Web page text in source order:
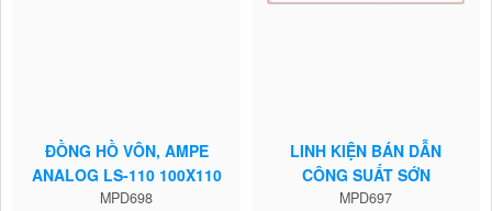
ĐỒNG HỒ VÔN, AMPE
ANALOG LS-110 100X110
MPD698
LINH KIỆN BÁN DẪN
CÔNG SUẤT SỚN
SEMIKRON
MPD697